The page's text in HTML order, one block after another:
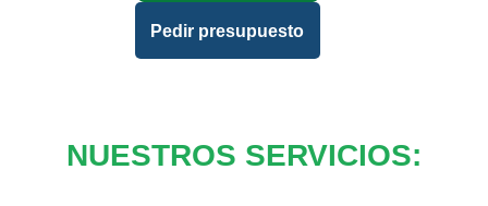
Pedir presupuesto
NUESTROS SERVICIOS: